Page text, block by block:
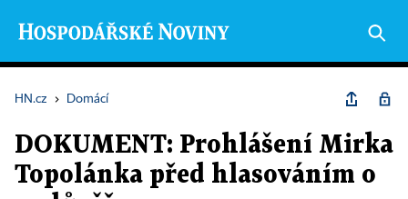
HN.cz › Domácí
DOKUMENT: Prohlášení Mirka
Topolánka před hlasováním o